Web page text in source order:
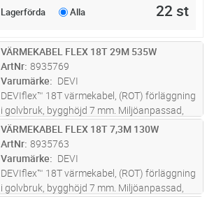
Lagerförda Alla 22 st
ST Lägg i kundvagn
VÄRMEKABEL FLEX 18T 29M 535W
ArtNr 8935769
Varumärke
DEVI
DEVIflex™ 18T värmekabel, (ROT) förläggning
i golvbruk, bygghöjd 7 mm. Miljöanpassad,
metermärkt värmekabel för förläggning i
golvbruk under t.ex. klinker, plastmatta, trä
eller laminatgolv, vid nyby
ST Lägg i kundvagn
VÄRMEKABEL FLEX 18T 7,3M 130W
ArtNr 8935763
Varumärke
DEVI
DEVIflex™ 18T värmekabel, (ROT) förläggning
i golvbruk, bygghöjd 7 mm. Miljöanpassad,